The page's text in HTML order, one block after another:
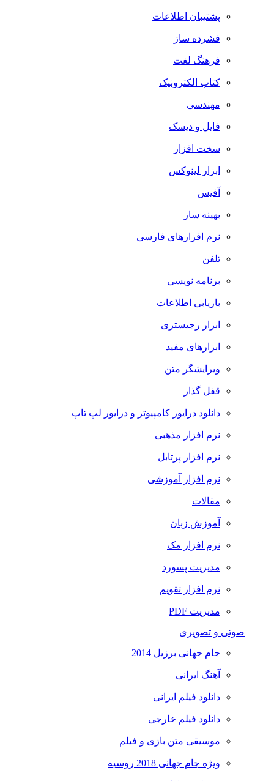
پشتیبان اطلاعات
فشرده ساز
فرهنگ لغت
کتاب الکترونیک
مهندسی
فایل و دیسک
سخت افزار
ابزار لینوکس
آفیس
بهینه ساز
نرم افزارهای فارسی
تلفن
برنامه نویسی
بازیابی اطلاعات
ابزار رجیستری
ابزارهای مفید
ویرایشگر متن
قفل گذار
دانلود درایور کامپیوتر و درایور لپ تاپ
نرم افزار مذهبی
نرم افزار پرتابل
نرم افزار آموزشی
مقالات
آموزش زبان
نرم افزار مک
مدیریت پسورد
نرم افزار تقویم
مدیریت PDF
صوتی و تصویری
جام جهانی برزیل 2014
آهنگ ایرانی
دانلود فیلم ایرانی
دانلود فیلم خارجی
موسیقی متن بازی و فیلم
ویژه جام جهانی 2018 روسیه